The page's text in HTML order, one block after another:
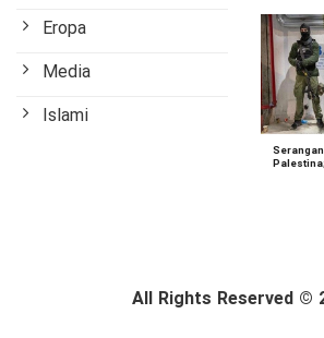
Eropa
Media
Islami
All Rights Reserved ©